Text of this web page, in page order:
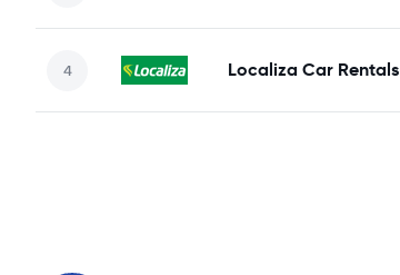
Localiza Car Rentals